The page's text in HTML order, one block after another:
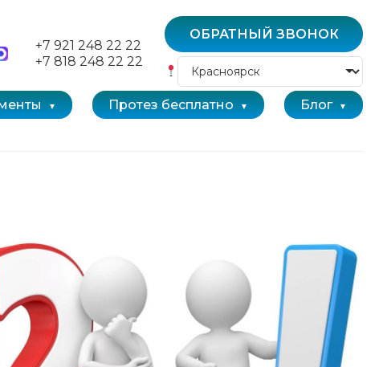
+7 921 248 22 22
+7 818 248 22 22
ОБРАТНЫЙ ЗВОНОК
Протез бесплатно Блог